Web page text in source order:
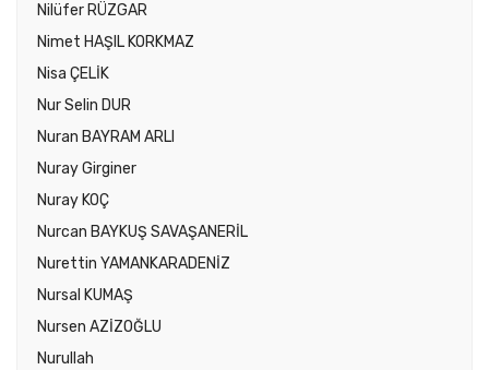
Nilüfer RÜZGAR
Nimet HAŞIL KORKMAZ
Nisa ÇELİK
Nur Selin DUR
Nuran BAYRAM ARLI
Nuray Girginer
Nuray KOÇ
Nurcan BAYKUŞ SAVAŞANERİL
Nurettin YAMANKARADENİZ
Nursal KUMAŞ
Nursen AZİZOĞLU
Nurullah